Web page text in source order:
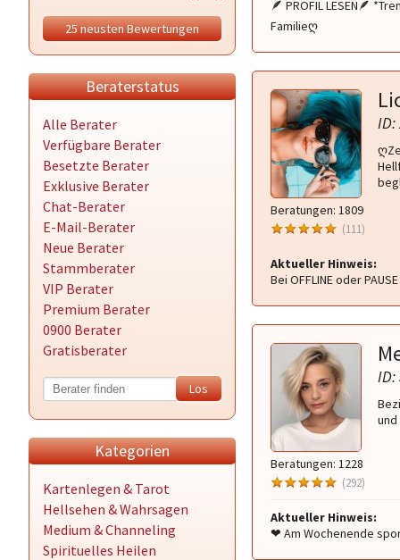
Energiearbeit ist unbeschreiblich,
man spürt sofortige Erleichterung 🙏
25 neusten Bewertungen
Beraterstatus
Alle Berater
Verfügbare Berater
Besetzte Berater
Exklusive Berater
Chat-Berater
E-Mail-Berater
Neue Berater
Stammberater
VIP Berater
Premium Berater
0900 Berater
Gratisberater
Kategorien
Kartenlegen & Tarot
Hellsehen & Wahrsagen
Medium & Channeling
Spirituelles Heilen
🪶 PROFIL LESEN🪶
Familieღ
Beratungen: 1809
(111)
ID:
Aktueller Hinweis:
Bei OFFLINE oder
Beratungen: 1228
(292)
ID:
Aktueller Hinweis:
❤ Am Wochenende